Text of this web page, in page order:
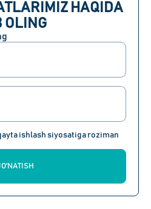
HAQIDA
OLING
ishlash siyosatiga roziman